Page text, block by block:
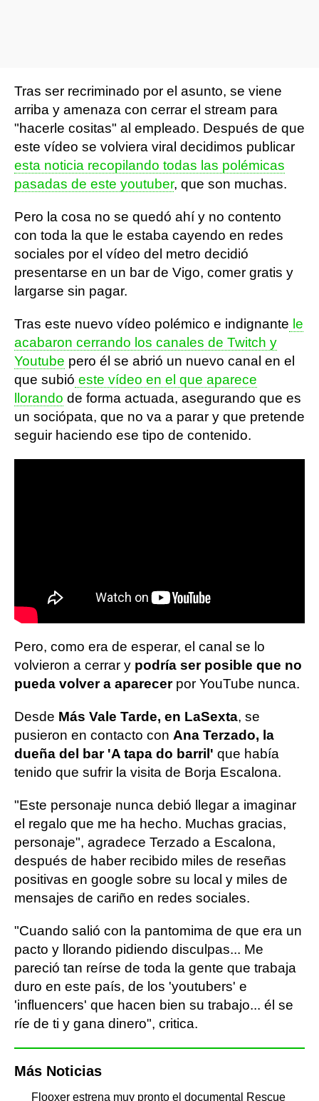
Tras ser recriminado por el asunto, se viene
arriba y amenaza con cerrar el stream para
"hacerle cositas" al empleado. Después de que
este vídeo se volviera viral decidimos publicar
esta noticia recopilando todas las polémicas
pasadas de este youtuber, que son muchas.
Pero la cosa no se quedó ahí y no contento
con toda la que le estaba cayendo en redes
sociales por el vídeo del metro decidió
presentarse en un bar de Vigo, comer gratis y
largarse sin pagar.
Tras este nuevo vídeo polémico e indignante le
acabaron cerrando los canales de Twitch y
Youtube pero él se abrió un nuevo canal en el
que subió este vídeo en el que aparece
llorando de forma actuada, asegurando que es
un sociópata, que no va a parar y que pretende
seguir haciendo ese tipo de contenido.
Pero, como era de esperar, el canal se lo
volvieron a cerrar y podría ser posible que no
pueda volver a aparecerpor YouTube nunca.
Desde Más Vale Tarde, en LaSexta, se
pusieron en contacto con Ana Terzado, la
dueña del bar 'A tapa do barril' que había
tenido que sufrir la visita de Borja Escalona.
"Este personaje nunca debió llegar a imaginar
el regalo que me ha hecho. Muchas gracias,
personaje", agradece Terzado a Escalona,
después de haber recibido miles de reseñas
positivas en google sobre su local y miles de
mensajes de cariño en redes sociales.
"Cuando salió con la pantomima de que era un
pacto y llorando pidiendo disculpas... Me
pareció tan reírse de toda la gente que trabaja
duro en este país, de los 'youtubers' e
'influencers' que hacen bien su trabajo... él se
ríe de ti y gana dinero", critica.
Más Noticias
Flooxer estrena muy pronto el documental Rescue